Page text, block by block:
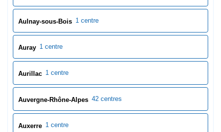
Aulnay-sous-Bois 1 centre
Auray 1 centre
Aurillac 1 centre
Auvergne-Rhône-Alpes 42 centres
Auxerre 1 centre